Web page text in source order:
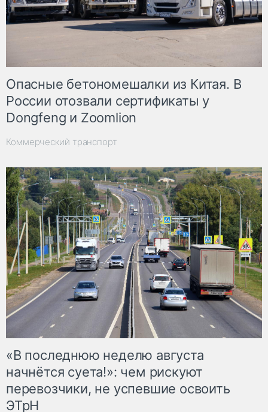
Опасные бетономешалки из Китая. В
России отозвали сертификаты у
Dongfeng и Zoomlion
Коммерческий транспорт
«В последнюю неделю августа
начнётся суета!»: чем рискуют
перевозчики, не успевшие освоить
ЭТрН